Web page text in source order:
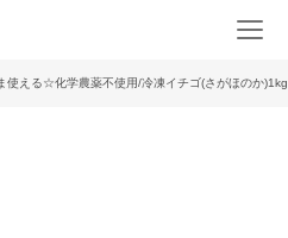
使える☆化学農薬不使用/冷凍イチゴ(さがほのか)1kg